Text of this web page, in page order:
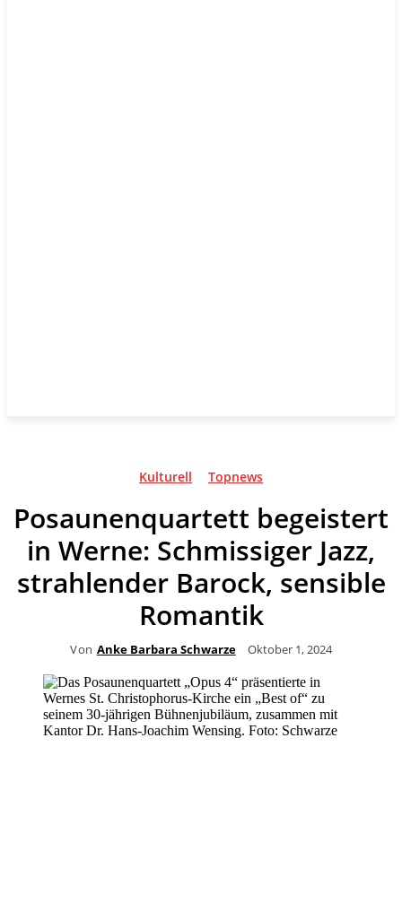
Kulturell Topnews
Posaunenquartett begeistert
in Werne: Schmissiger Jazz,
strahlender Barock, sensible
Romantik
Von Anke Barbara Schwarze Oktober 1, 2024